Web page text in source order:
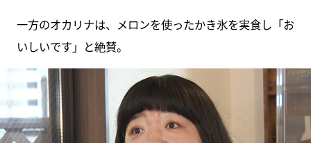
一方のオカリナは、メロンを使ったかき氷を実食し「お
いしいです」と絶賛。